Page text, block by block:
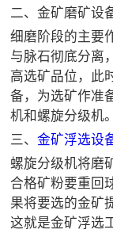
二、金矿磨矿设
细磨阶段的主要
与脉石彻底分离
高选矿品位，此
备，为选矿作准
机和螺旋分级机。
三、金矿浮选设
螺旋分级机将磨
合格矿粉要重回
果将要选的金矿
这就是金矿浮选